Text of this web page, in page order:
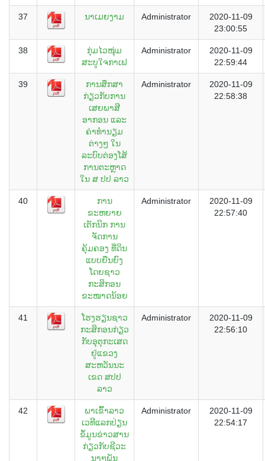
37 ນາເມຍງາມ Administrator
2020-11-09
23:00:55
38
ກຸ່ມໄວໜຸ່ມ
ສະບູໃຈກາເຟ
Administrator
2020-11-09
22:59:44
39
ການສຶກສາ
ກ່ຽວກັບການ
ເສຍພາສີ
ອາກອນ ແລະ
ຄ່າທໍານຽມ
ຕ່າງໆ ໃນ
ລະບົບຕ່ອງໂສ້
ການຕະຫຼາດ
ໃນ ສ ປປ ລາວ
Administrator
2020-11-09
22:58:38
40
ການ
ຂະຫຍາຍ
ເຕັກນິກ ການ
ຈັດການ
ຄຸ້ມຄອງ ທີ່ດິນ
ແບບຍືນຍົງ
ໂດຍຊາວ
ກະສິກອນ
ຂະໜາດນ້ອຍ
Administrator
2020-11-09
22:57:40
41
ໂຮງຮຽນຊາວ
ກະສິກອນກ່ຽວ
ກັບອຸຕຸກະເສດ
ຢູ່ແຂວງ
ສະຫວັນນະ
ເຂດ ສປປ
ລາວ
Administrator
2020-11-09
22:56:10
42
ພາເຂົ້າລາວ
ເວທີແລກປ່ຽນ
ຂໍ້ມູນຂ່າວສານ
ກ່ຽວກັບຊີວະ
ນາໆພັນ
Administrator
2020-11-09
22:54:17